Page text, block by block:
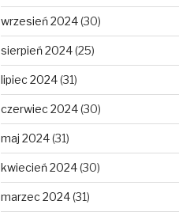
wrzesień 2024(30)
sierpień 2024(25)
lipiec 2024(31)
czerwiec 2024(30)
maj 2024(31)
kwiecień 2024(30)
marzec 2024(31)